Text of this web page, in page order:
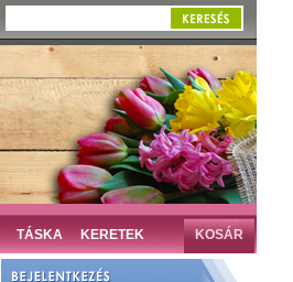
TÁSKA KERETEK KOSÁR